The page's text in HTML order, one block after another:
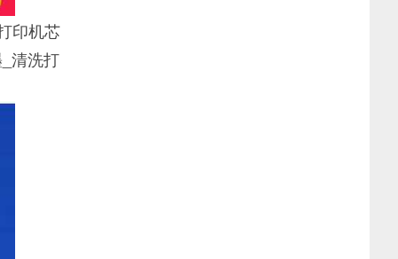
印机芯
清洗打